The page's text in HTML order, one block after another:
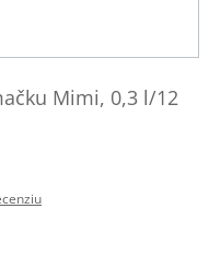
Mimi, 0,3 l/12